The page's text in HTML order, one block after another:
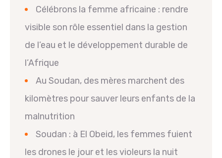
Célébrons la femme africaine : rendre
visible son rôle essentiel dans la gestion
de l’eau et le développement durable de
l’Afrique
Au Soudan, des mères marchent des
kilomètres pour sauver leurs enfants de la
malnutrition
Soudan : à El Obeid, les femmes fuient
les drones le jour et les violeurs la nuit